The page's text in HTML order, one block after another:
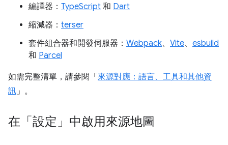
編譯器： TypeScript 和 Dart
縮減器： terser
套件組合器和開發伺服器： Webpack、 Vite、 esbuild
和 Parcel
如需完整清單，請參閱「 來源對應：語言、工具和其他資
訊」。
在「設定」中啟用來源地圖